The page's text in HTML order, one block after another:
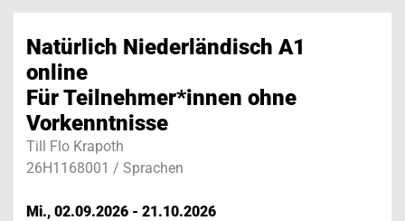
Natürlich Niederländisch A1
online
Für Teilnehmer*innen ohne
Vorkenntnisse
Till Flo Krapoth
26H1168001 / Sprachen
Mi., 02.09.2026 - 21.10.2026